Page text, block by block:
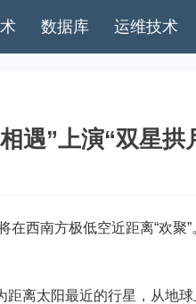
数据库 运维技术
遇”上演“双星拱
西南方极低空近距离“欢聚”
太阳最近的行星，从地球